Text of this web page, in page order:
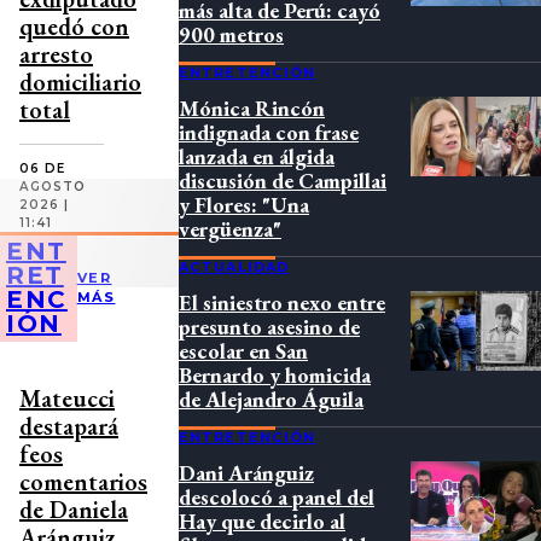
quedó con
arresto
domiciliario
total
06 DE
AGOSTO
2026 |
11:41
ENT
RET
ENC
IÓN
VER
MÁS
Mateucci
destapará
feos
comentarios
de Daniela
más alta de Perú: cayó
900 metros
ENTRETENCIÓN
Mónica Rincón
indignada con frase
lanzada en álgida
discusión de Campillai
y Flores: "Una
vergüenza"
ACTUALIDAD
El siniestro nexo entre
presunto asesino de
escolar en San
Bernardo y homicida
de Alejandro Águila
ENTRETENCIÓN
Dani Aránguiz
descolocó a panel del
Hay que decirlo al